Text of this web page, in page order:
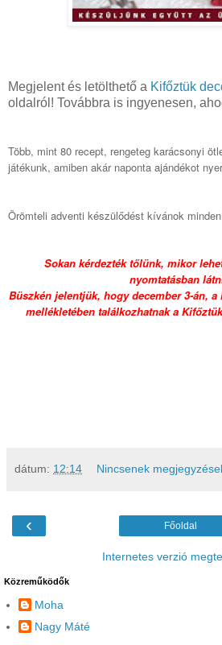
Megjelent és letölthető a Kifőztük
oldalról! Továbbra is ingyenesen,
Több, mint 80 recept, rengeteg karácsonyi
játékunk, amiben akár naponta ajándékot
Örömteli adventi készülődést kívánok
Sokan kérdezték tőlünk, mikor
nyomtatásban
Büszkén jelentjük, hogy december 3-án, a
mellékletében találkozhatnak a
dátum: 12:14 Nincsenek
‹ Főoldal
Internetes verzió
Közreműködők
Moha
Nagy Máté